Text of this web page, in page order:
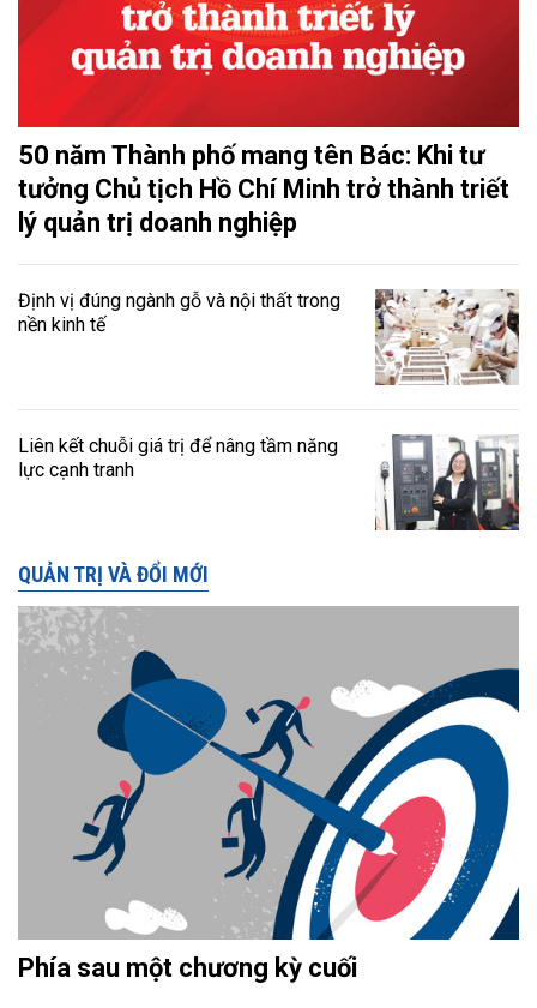
50 năm Thành phố mang tên Bác: Khi tư
tưởng Chủ tịch Hồ Chí Minh trở thành triết
lý quản trị doanh nghiệp
Định vị đúng ngành gỗ và nội thất trong
nền kinh tế
Liên kết chuỗi giá trị để nâng tầm năng
lực cạnh tranh
QUẢN TRỊ VÀ ĐỔI MỚI
Phía sau một chương kỳ cuối